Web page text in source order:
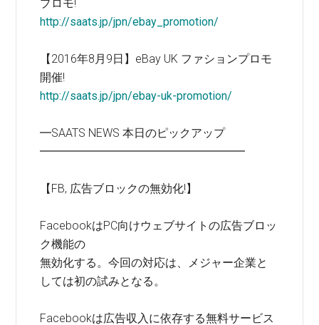
プロモ!
http://saats.jp/jpn/ebay_promotion/
【2016年8月9日】eBay UK ファションプロモ
開催!
http://saats.jp/jpn/ebay-uk-promotion/
━SAATS NEWS 本日のピックアップ
━━━━━━━━━━━━━━━━━━
【FB, 広告ブロックの無効化!】
FacebookはPC向けウェブサイトの広告ブロッ
ク機能の
無効化する。今回の対応は、メジャー企業と
しては初の試みとなる。
Facebookは広告収入に依存する無料サービス